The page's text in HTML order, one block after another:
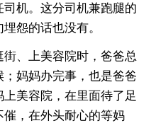
机。这分司机兼跑腿的
怨的话也没有。
、上美容院时，爸爸总
妈妈办完事，也是爸爸
美容院，在里面待了足
，在外头耐心的等妈